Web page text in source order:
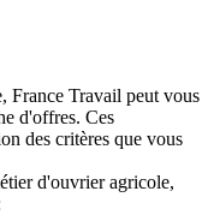
France Travail peut vous
d'offres. Ces
des critères que vous
d'ouvrier agricole,